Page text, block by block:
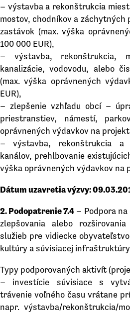
– výstavba a rekonštrukcia
mostov, chodníkov a záchytných
zastávok (max. výška
100 000 EUR),
– výstavba, rekonštrukcia,
kanalizácie, vodovodu, alebo
(max. výška oprávnených
EUR),
– zlepšenie vzhľadu obcí –
priestranstiev, námestí,
oprávnených výdavkov na projekt
– výstavba, rekonštrukcia a
kanálov, prehlbovanie
výška oprávnených výdavkov na
Dátum uzavretia výzvy:
2. Podopatrenie 7.4 – Podpora
zlepšovania alebo
služieb pre vidiecke
kultúry a súvisiacej
Typy podporovaných aktivít
– investície súvisiace s
trávenie voľného času vrátane
napr. výstavba/rekonštrukcia/